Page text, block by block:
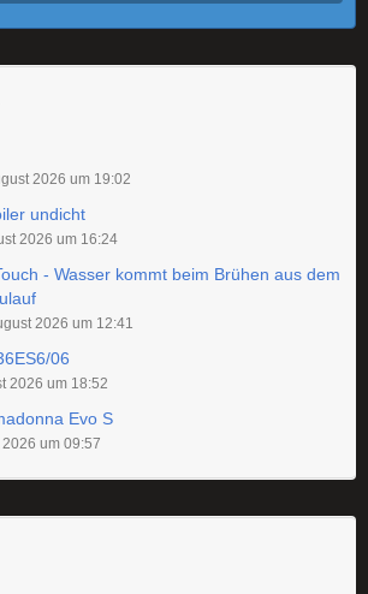
2026 um 19:02
undicht
2026 um 16:24
- Wasser kommt beim Brühen aus dem
2026 um 12:41
06
2026 um 18:52
Evo S
um 09:57